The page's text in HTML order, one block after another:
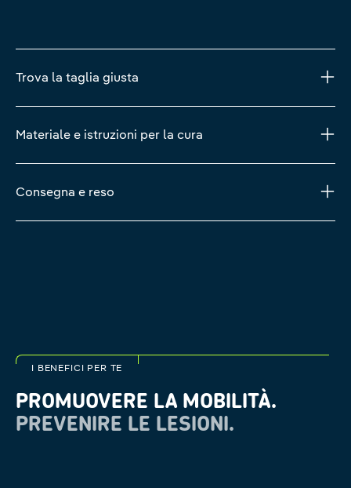
Trova la taglia giusta
Materiale e istruzioni per la cura
Consegna e reso
I BENEFICI PER TE
PROMUOVERE LA MOBILITÀ.
PREVENIRE LE LESIONI.